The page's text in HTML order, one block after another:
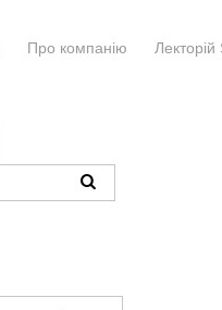
Про компанiю